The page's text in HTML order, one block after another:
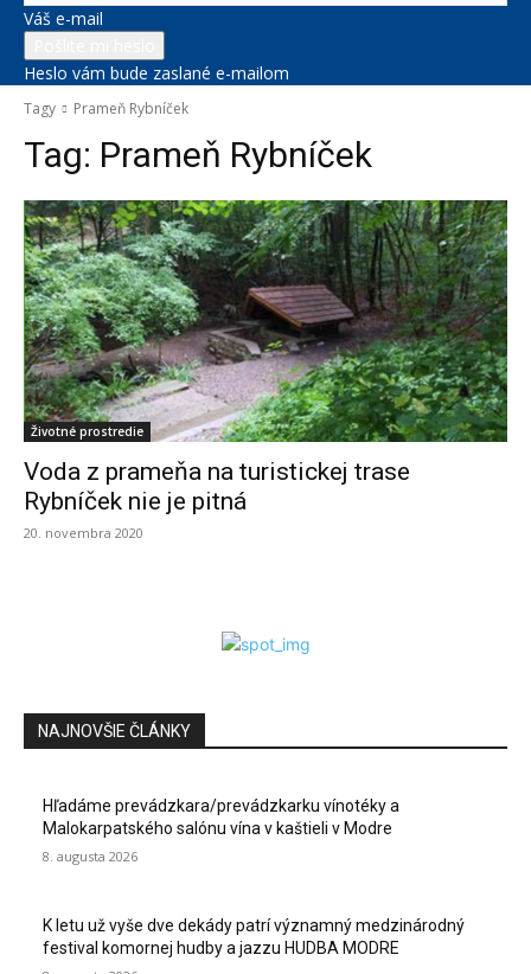
Váš e-mail
Heslo vám bude zaslané e-mailom
Tagy Prameň Rybníček
Tag: Prameň Rybníček
Životné prostredie
Voda z prameňa na turistickej trase
Rybníček nie je pitná
20. novembra 2020
NAJNOVŠIE ČLÁNKY
Hľadáme prevádzkara/prevádzkarku vínotéky a
Malokarpatského salónu vína v kaštieli v Modre
8. augusta 2026
K letu už vyše dve dekády patrí významný medzinárodný
festival komornej hudby a jazzu HUDBA MODRE